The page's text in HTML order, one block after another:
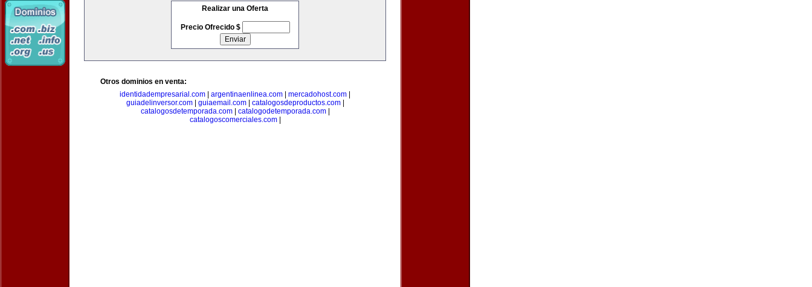
Realizar una Oferta
Precio Ofrecido $
Otros dominios en venta:
identidadempresarial.com
argentinaenlinea.com mercadohost.com
guiadelinversor.com| guiaemail.com| catalogosdeproductos.com|
catalogosdetemporada.com| catalogodetemporada.com|
catalogoscomerciales.com|